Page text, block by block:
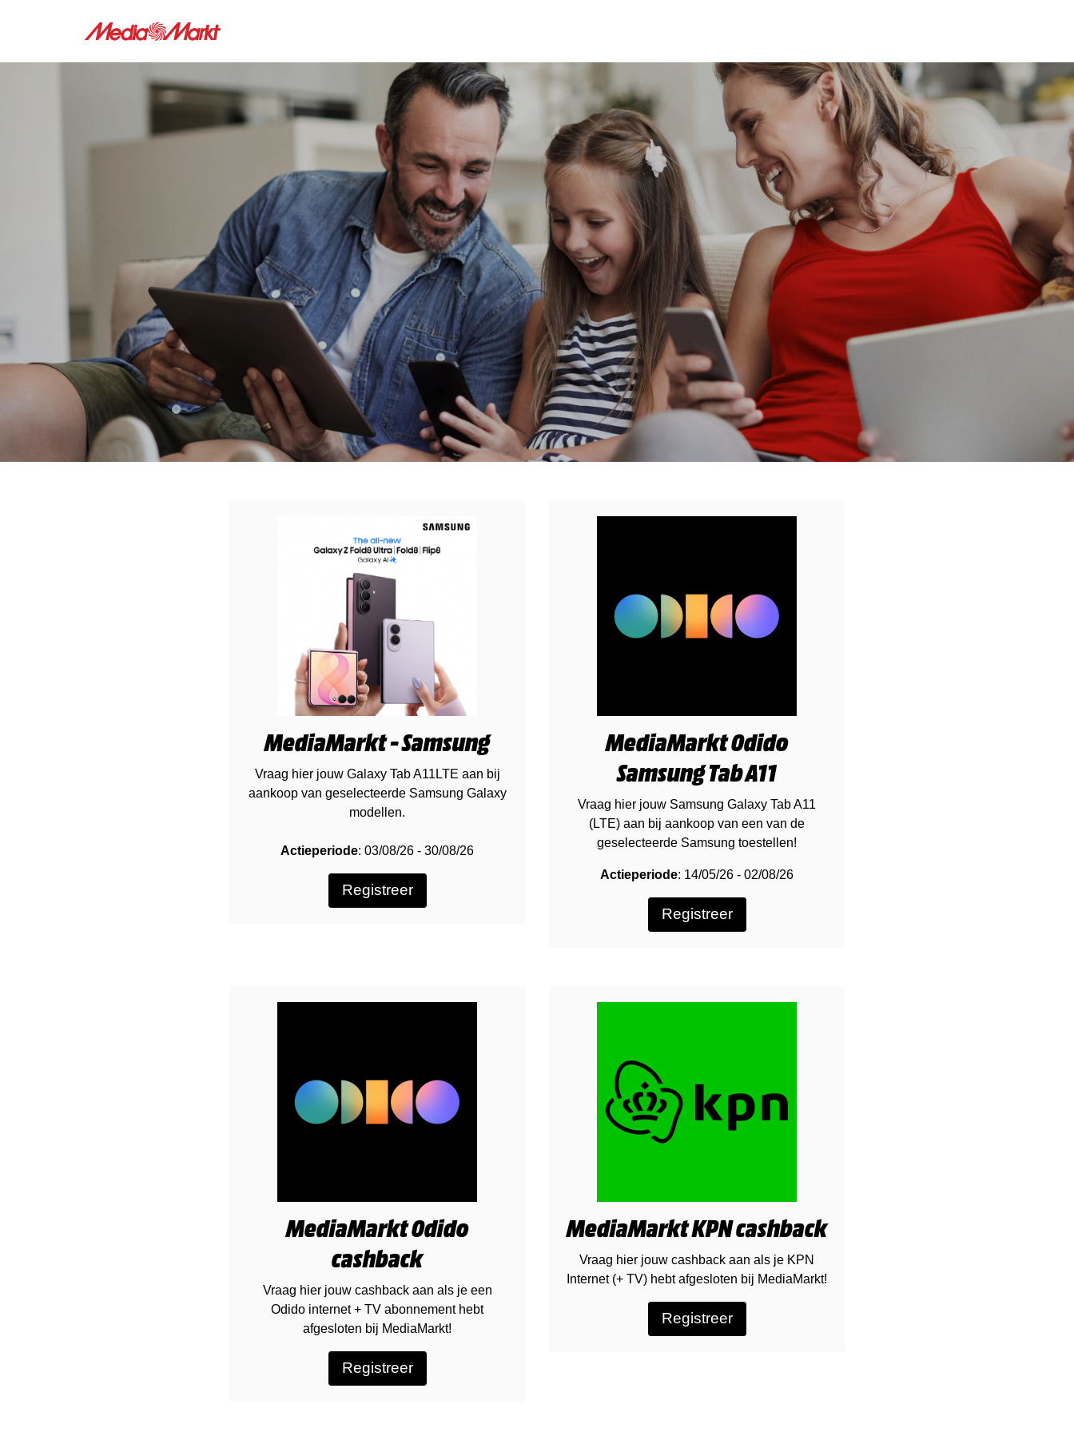
MediaMarkt - Samsung
Vraag hier jouw Galaxy Tab A11LTE aan bij
aankoop van geselecteerde Samsung Galaxy
modellen.
Actieperiode: 03/08/26 - 30/08/26
Registreer
MediaMarkt Odido
Samsung Tab A11
Vraag hier jouw Samsung Galaxy Tab A11
(LTE) aan bij aankoop van een van de
geselecteerde Samsung toestellen!
Actieperiode: 14/05/26 - 02/08/26
Registreer
MediaMarkt Odido
cashback
Vraag hier jouw cashback aan als je een
Odido internet + TV abonnement hebt
afgesloten bij MediaMarkt!
Registreer
MediaMarkt KPN cashback
Vraag hier jouw cashback aan als je KPN
Internet (+ TV) hebt afgesloten bij MediaMarkt!
Registreer